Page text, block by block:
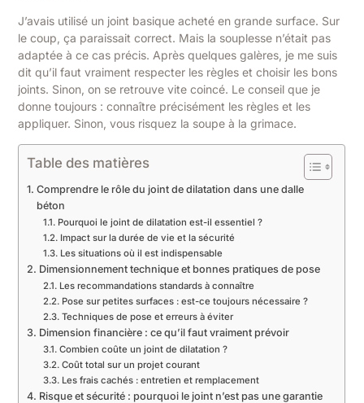
J’avais utilisé un joint basique acheté en grande surface. Sur
le coup, ça paraissait correct. Mais la souplesse n’était pas
adaptée à ce cas précis. Après quelques galères, je me suis
dit qu’il faut vraiment respecter les règles et choisir les bons
joints. Sinon, on se retrouve vite coincé. Le conseil que je
donne toujours : connaître précisément les règles et les
appliquer. Sinon, vous risquez la soupe à la grimace.
Table des matières
Comprendre le rôle du joint de dilatation dans une dalle
béton
Pourquoi le joint de dilatation est-il essentiel ?
Impact sur la durée de vie et la sécurité
Les situations où il est indispensable
Dimensionnement technique et bonnes pratiques de pose
Les recommandations standards à connaître
Pose sur petites surfaces : est-ce toujours nécessaire ?
Techniques de pose et erreurs à éviter
Dimension financière : ce qu’il faut vraiment prévoir
Combien coûte un joint de dilatation ?
Coût total sur un projet courant
Les frais cachés : entretien et remplacement
Risque et sécurité : pourquoi le joint n’est pas une garantie